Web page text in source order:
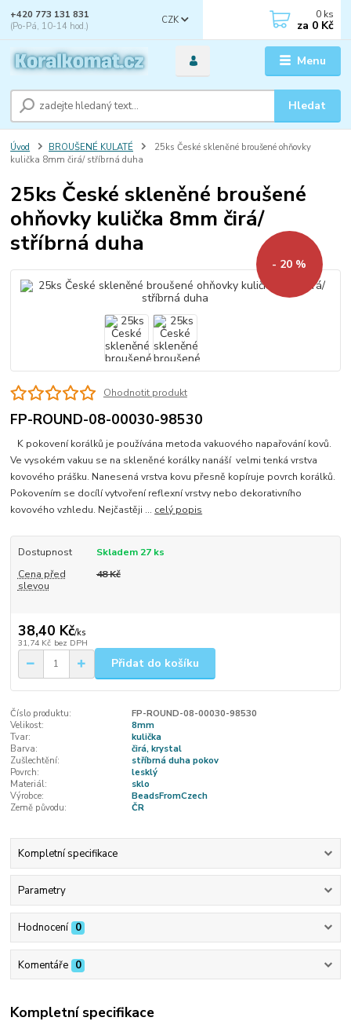
Menu
CZK
Hledat
+420 773 131 831
(Po-Pá, 10-14 hod.)
0 ks
za 0 Kč
Úvod BROUŠENÉ KULATÉ
25ks České skleněné broušené ohňovky
kulička 8mm čirá/ stříbrná duha
25ks České skleněné broušené
ohňovky kulička 8mm čirá/
stříbrná duha
- 20 %
Ohodnotit produkt
FP-ROUND-08-00030-98530
K pokovení korálků je používána metoda vakuového napařování kovů.
Ve vysokém vakuu se na skleněné korálky nanáší velmi tenká vrstva
kovového prášku. Nanesená vrstva kovu přesně kopíruje povrch korálků.
Pokovením se docílí vytvoření reflexní vrstvy nebo dekorativního
kovového vzhledu. Nejčastěji ... celý popis
Dostupnost
Skladem 27 ks
Cena před
slevou
48 Kč
38,40 Kč/ks
31,74 Kč bez DPH
Přidat do košíku
Číslo produktu:
FP-ROUND-08-00030-98530
Velikost:
8mm
Tvar:
kulička
Barva:
čirá, krystal
Zušlechtění:
stříbrná duha pokov
Povrch:
lesklý
Materiál:
sklo
Výrobce:
BeadsFromCzech
Země původu:
ČR
Kompletní specifikace
Parametry
Hodnocení 0
Komentáře 0
Kompletní specifikace